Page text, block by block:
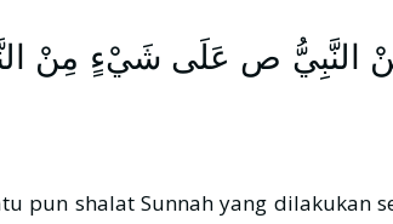
النَّبِيُّ ص عَلَى شَيْءٍ مِنْ